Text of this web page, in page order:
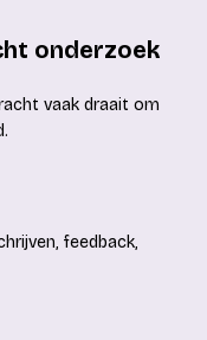
onderzoek
vaak draait om
feedback,